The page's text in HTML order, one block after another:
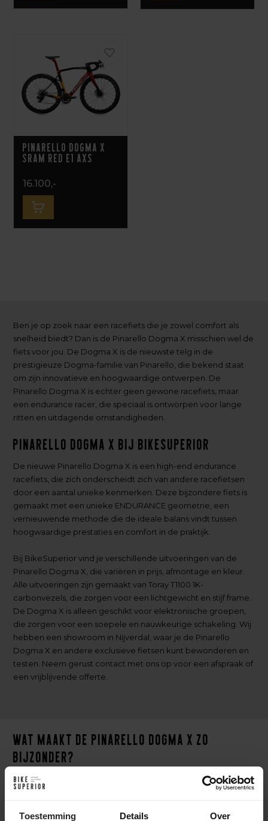
Toestemming Details Over
Pinarello Dogma X
Sram RED E1 AXS
16.100,-
Ben je op zoek naar een racefiets die je zowel comfort als
snelheid biedt? Dan is de Pinarello Dogma X misschien wel de
fiets voor jou. De Dogma X is de nieuwste telg in de
prestigieuze Dogma-familie van Pinarello, die bekend staat
om zijn innovatieve en hoogwaardige ontwerpen. De
Pinarello Dogma X is echter geen gewone racefiets, maar
een endurance racer, die speciaal is ontworpen voor lange
ritten en uitdagende omstandigheden.
Pinarello Dogma X bij BikeSuperior
De nieuwe Pinarello Dogma X is een high-end endurance
racefiets, die zich onderscheidt zich van andere racefietsen
door een aantal unieke kenmerken. Deze bijzondere fiets is
gemaakt met een unieke ENDURANCE geometrie, een
vernieuwende methode die de ideale balans vindt tussen
hoogwaardige prestaties en comfort in de praktijk.
Bij BikeSuperior vind je verschillende uitvoeringen van de
Pinarello Dogma X, die variëren in prijs, afmontage en kleur.
Alle uitvoeringen zijn gemaakt van Toray T1100 1K-
carbonvezels, die zorgen voor een lichtgewicht en stijf frame.
De Dogma X is alleen geschikt voor elektronische groepen,
die zorgen voor een soepele en nauwkeurige schakeling. Wij
hebben een showroom in Nijverdal, waar je de Pinarello
Dogma X en andere exclusieve fietsen kunt bewonderen en
testen. Neem gerust contact met ons op voor een afspraak of
een vrijblijvende offerte.
Wat maakt de Pinarello Dogma X zo
bijzonder?
De Pinarello Dogma X onderscheidt zich van andere
racefietsen door een aantal unieke kenmerken, die we